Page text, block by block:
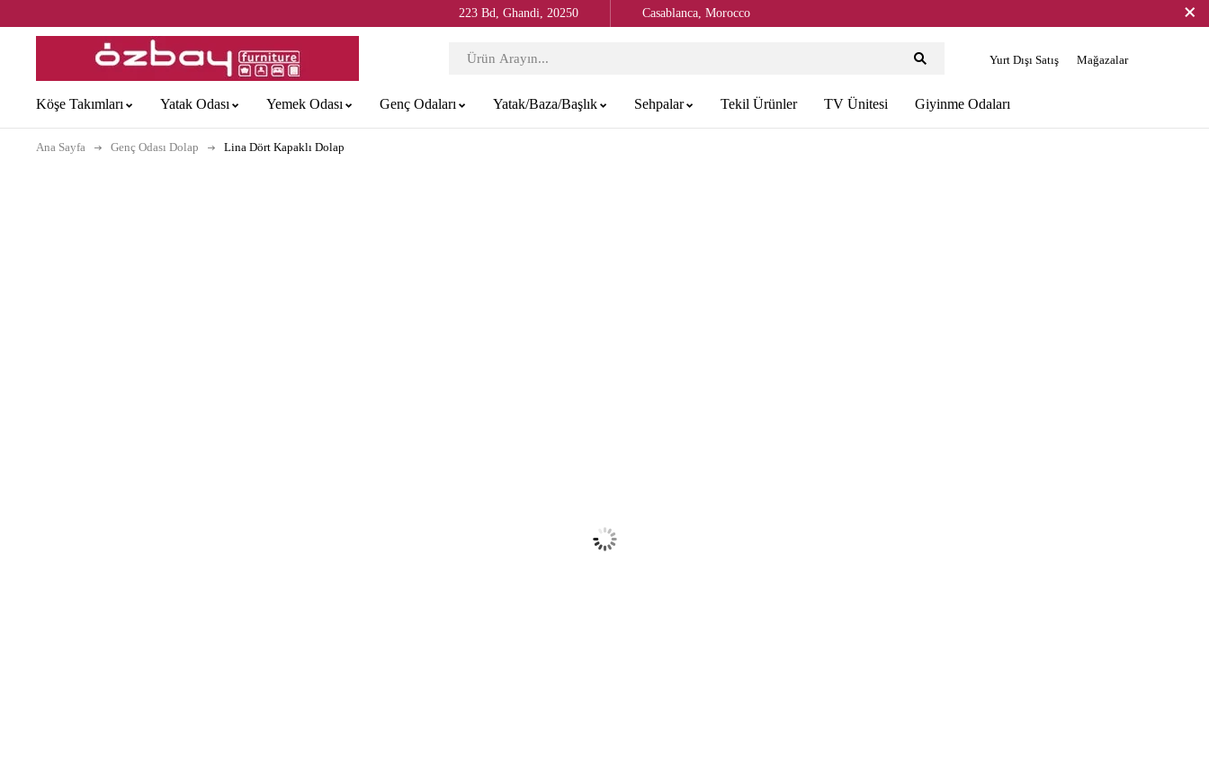
223 Bd, Ghandi, 20250 Casablanca, Morocco
Yurt Dışı Satış Mağazalar
Köşe Takımları Yatak Odası Yemek Odası Genç Odaları Yatak/Baza/Başlık Sehpalar Tekil Ürünler TV Ünitesi Giyinme Odaları
Ana Sayfa Genç Odası Dolap Lina Dört Kapaklı Dolap